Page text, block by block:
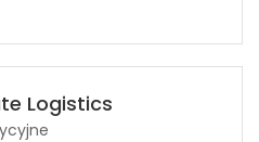
Logistics